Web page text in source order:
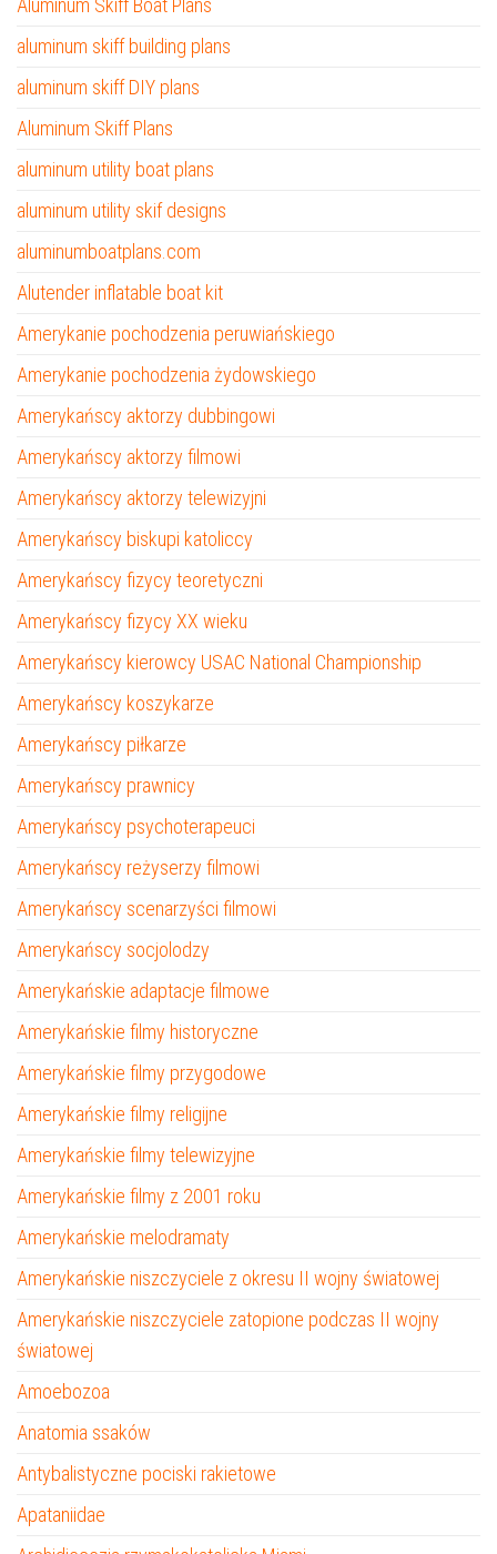
Aluminum Skiff Boat Plans
aluminum skiff building plans
aluminum skiff DIY plans
Aluminum Skiff Plans
aluminum utility boat plans
aluminum utility skif designs
aluminumboatplans.com
Alutender inflatable boat kit
Amerykanie pochodzenia peruwiańskiego
Amerykanie pochodzenia żydowskiego
Amerykańscy aktorzy dubbingowi
Amerykańscy aktorzy filmowi
Amerykańscy aktorzy telewizyjni
Amerykańscy biskupi katoliccy
Amerykańscy fizycy teoretyczni
Amerykańscy fizycy XX wieku
Amerykańscy kierowcy USAC National Championship
Amerykańscy koszykarze
Amerykańscy piłkarze
Amerykańscy prawnicy
Amerykańscy psychoterapeuci
Amerykańscy reżyserzy filmowi
Amerykańscy scenarzyści filmowi
Amerykańscy socjolodzy
Amerykańskie adaptacje filmowe
Amerykańskie filmy historyczne
Amerykańskie filmy przygodowe
Amerykańskie filmy religijne
Amerykańskie filmy telewizyjne
Amerykańskie filmy z 2001 roku
Amerykańskie melodramaty
Amerykańskie niszczyciele z okresu II wojny światowej
Amerykańskie niszczyciele zatopione podczas II wojny
światowej
Amoebozoa
Anatomia ssaków
Antybalistyczne pociski rakietowe
Apataniidae